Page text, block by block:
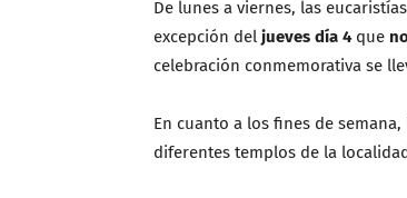
De lunes a viernes, las
excepción del jueves día 4 que
celebración conmemorativa se
En cuanto a los fines de
diferentes templos de la